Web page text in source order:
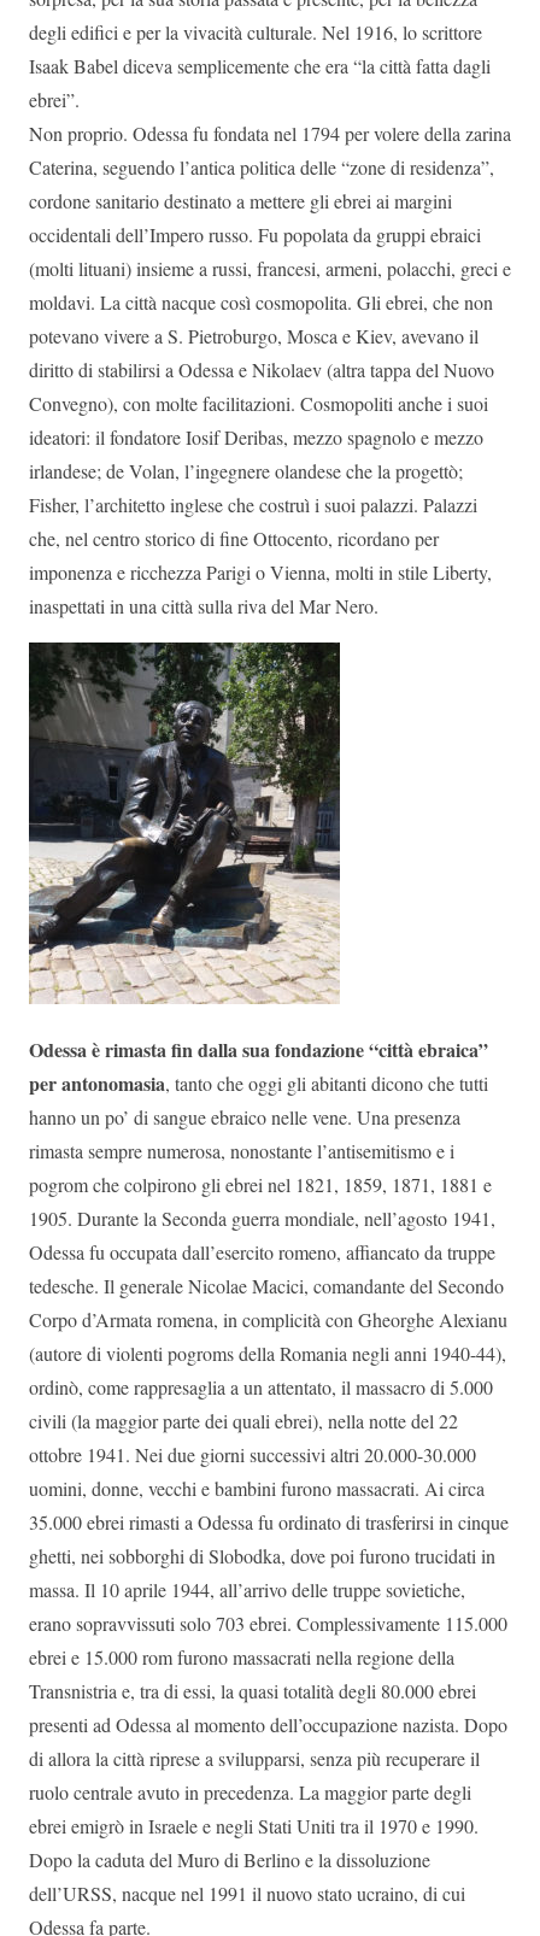
degli edifici e per la vivacità culturale. Nel 1916, lo scrittore
Isaak Babel diceva semplicemente che era “la città fatta dagli
ebrei”.
Non proprio. Odessa fu fondata nel 1794 per volere della zarina
Caterina, seguendo l’antica politica delle “zone di residenza”,
cordone sanitario destinato a mettere gli ebrei ai margini
occidentali dell’Impero russo. Fu popolata da gruppi ebraici
(molti lituani) insieme a russi, francesi, armeni, polacchi, greci e
moldavi. La città nacque così cosmopolita. Gli ebrei, che non
potevano vivere a S. Pietroburgo, Mosca e Kiev, avevano il
diritto di stabilirsi a Odessa e Nikolaev (altra tappa del Nuovo
Convegno), con molte facilitazioni. Cosmopoliti anche i suoi
ideatori: il fondatore Iosif Deribas, mezzo spagnolo e mezzo
irlandese; de Volan, l’ingegnere olandese che la progettò;
Fisher, l’architetto inglese che costruì i suoi palazzi. Palazzi
che, nel centro storico di fine Ottocento, ricordano per
imponenza e ricchezza Parigi o Vienna, molti in stile Liberty,
inaspettati in una città sulla riva del Mar Nero.
Odessa è rimasta fin dalla sua fondazione “città ebraica”
per antonomasia, tanto che oggi gli abitanti dicono che tutti
hanno un po’ di sangue ebraico nelle vene. Una presenza
rimasta sempre numerosa, nonostante l’antisemitismo e i
pogrom che colpirono gli ebrei nel 1821, 1859, 1871, 1881 e
1905. Durante la Seconda guerra mondiale, nell’agosto 1941,
Odessa fu occupata dall’esercito romeno, affiancato da truppe
tedesche. Il generale Nicolae Macici, comandante del Secondo
Corpo d’Armata romena, in complicità con Gheorghe Alexianu
(autore di violenti pogroms della Romania negli anni 1940-44),
ordinò, come rappresaglia a un attentato, il massacro di 5.000
civili (la maggior parte dei quali ebrei), nella notte del 22
ottobre 1941. Nei due giorni successivi altri 20.000-30.000
uomini, donne, vecchi e bambini furono massacrati. Ai circa
35.000 ebrei rimasti a Odessa fu ordinato di trasferirsi in cinque
ghetti, nei sobborghi di Slobodka, dove poi furono trucidati in
massa. Il 10 aprile 1944, all’arrivo delle truppe sovietiche,
erano sopravvissuti solo 703 ebrei. Complessivamente 115.000
ebrei e 15.000 rom furono massacrati nella regione della
Transnistria e, tra di essi, la quasi totalità degli 80.000 ebrei
presenti ad Odessa al momento dell’occupazione nazista. Dopo
di allora la città riprese a svilupparsi, senza più recuperare il
ruolo centrale avuto in precedenza. La maggior parte degli
ebrei emigrò in Israele e negli Stati Uniti tra il 1970 e 1990.
Dopo la caduta del Muro di Berlino e la dissoluzione
dell’URSS, nacque nel 1991 il nuovo stato ucraino, di cui
Odessa fa parte.